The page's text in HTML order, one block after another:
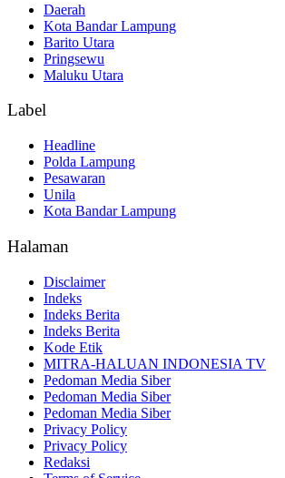
Daerah
Kota Bandar Lampung
Barito Utara
Pringsewu
Maluku Utara
Label
Headline
Polda Lampung
Pesawaran
Unila
Kota Bandar Lampung
Halaman
Disclaimer
Indeks
Indeks Berita
Indeks Berita
Kode Etik
MITRA-HALUAN INDONESIA TV
Pedoman Media Siber
Pedoman Media Siber
Pedoman Media Siber
Privacy Policy
Privacy Policy
Redaksi